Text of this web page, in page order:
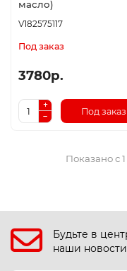
масло)
V182575117
Под заказ
3780р.
Под заказ
Показано с
Будьте в
наши